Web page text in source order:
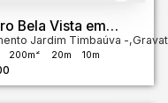
Bela Vista em
Jardim Timbaúva ,
200m² 20m 10m